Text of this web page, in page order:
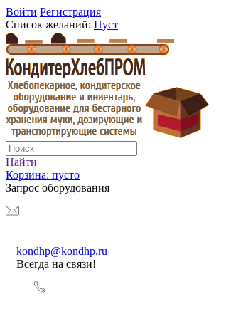
Войти Регистрация
Список желаний: Пуст
Найти
Корзина: пусто
Запрос оборудования
kondhp@kondhp.ru
Всегда на связи!